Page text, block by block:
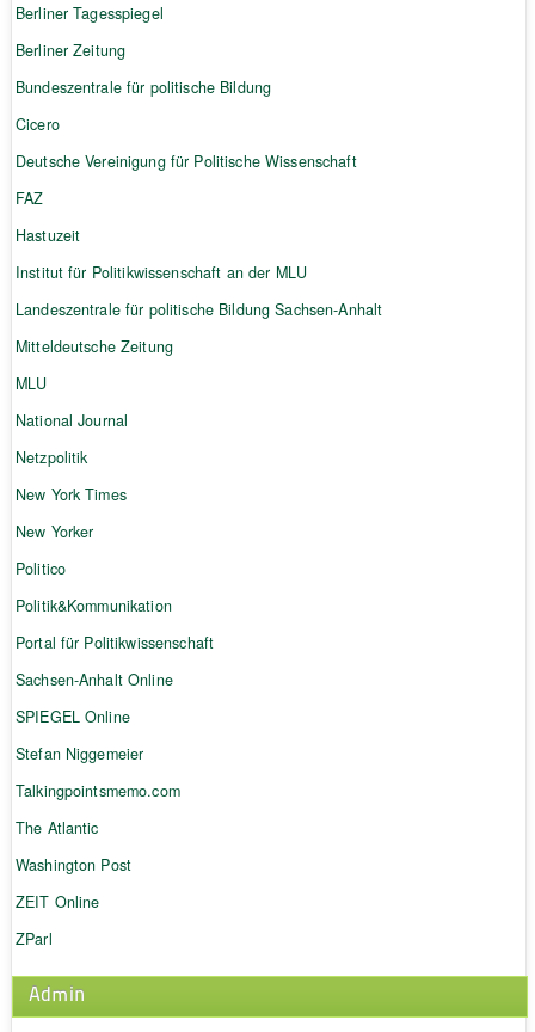
Berliner Tagesspiegel
Berliner Zeitung
Bundeszentrale für politische Bildung
Cicero
Deutsche Vereinigung für Politische Wissenschaft
FAZ
Hastuzeit
Institut für Politikwissenschaft an der MLU
Landeszentrale für politische Bildung Sachsen-Anhalt
Mitteldeutsche Zeitung
MLU
National Journal
Netzpolitik
New York Times
New Yorker
Politico
Politik&Kommunikation
Portal für Politikwissenschaft
Sachsen-Anhalt Online
SPIEGEL Online
Stefan Niggemeier
Talkingpointsmemo.com
The Atlantic
Washington Post
ZEIT Online
ZParl
Admin